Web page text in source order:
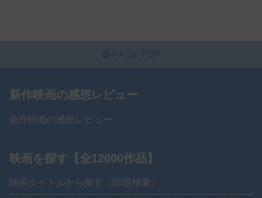
新作映画の感想レビュー
新作映画の感想レビュー
映画を探す【全12000作品】
映画タイトルから探す（50音検索）